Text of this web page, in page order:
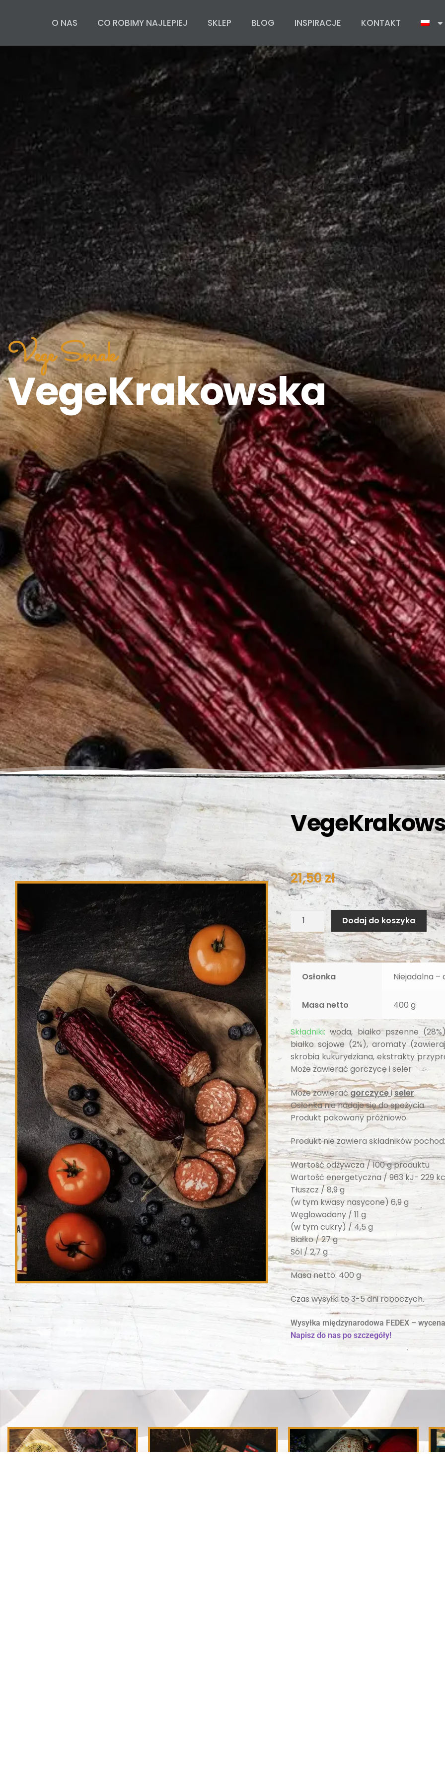
O NAS CO ROBIMY NAJLEPIEJ SKLEP BLOG INSPIRACJE KONTAKT
Vege Smak
VegeKrakowska
21,50zł
Dodaj do koszyka
Osłonka Niejadalna –
Masa netto 400 g
Składniki: woda, białko pszenne
białko sojowe (2%), aromaty
skrobia kukurydziana, ekstrakty
Może zawierać gorczycę i seler
Może zawieraćgorczycęiseler.
Osłonka nie nadaje się do spożycia.
Produkt pakowany próżniowo.
Produkt nie zawiera składników
Wartość odżywcza / 100 g produktu
Wartość energetyczna / 963 kJ- 229
Tłuszcz / 8,9 g
(w tym kwasy nasycone) 6,9 g
Węglowodany / 11 g
(w tym cukry) / 4,5 g
Białko / 27 g
Sól / 2,7 g
Masa netto: 400 g
Czas wysyłki to 3-5 dni roboczych.
Wysyłka międzynarodowa FEDEX –
Napisz do nas po szczegóły!